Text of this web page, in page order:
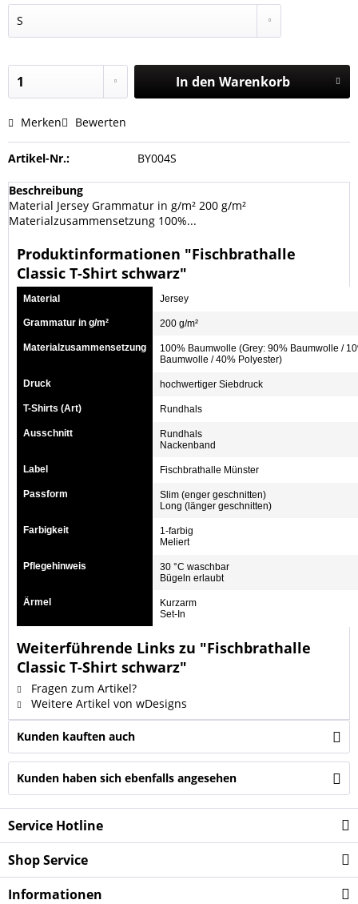
In den Warenkorb
Merken Bewerten
Artikel-Nr.: BY004S
Beschreibung
Material Jersey Grammatur in g/m² 200 g/m²
Materialzusammensetzung 100%...
Produktinformationen "Fischbrathalle
Classic T-Shirt schwarz"
Material Jersey
Grammatur in g/m² 200 g/m²
Materialzusammensetzung
100% Baumwolle (Grey: 90% Baumwolle /
Baumwolle / 40% Polyester)
Druck hochwertiger Siebdruck
T-Shirts (Art) Rundhals
Ausschnitt
Rundhals
Nackenband
Label Fischbrathalle Münster
Passform
Slim (enger geschnitten)
Long (länger geschnitten)
Farbigkeit
1-farbig
Meliert
Pflegehinweis
30 °C waschbar
Bügeln erlaubt
Ärmel
Kurzarm
Set-In
Weiterführende Links zu "Fischbrathalle
Classic T-Shirt schwarz"
Fragen zum Artikel?
Weitere Artikel von wDesigns
Kunden kauften auch
Kunden haben sich ebenfalls angesehen
Service Hotline
Shop Service
Informationen